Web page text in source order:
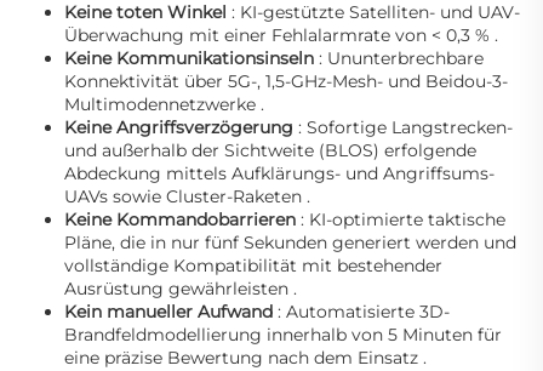
Keine toten Winkel : KI-gestützte Satelliten- und UAV-
Überwachung mit einer Fehlalarmrate von < 0,3 % .
Keine Kommunikationsinseln : Ununterbrechbare
Konnektivität über 5G-, 1,5-GHz-Mesh- und Beidou-3-
Multimodennetzwerke .
Keine Angriffsverzögerung : Sofortige Langstrecken-
und außerhalb der Sichtweite (BLOS) erfolgende
Abdeckung mittels Aufklärungs- und Angriffsums-
UAVs sowie Cluster-Raketen .
Keine Kommandobarrieren : KI-optimierte taktische
Pläne, die in nur fünf Sekunden generiert werden und
vollständige Kompatibilität mit bestehender
Ausrüstung gewährleisten .
Kein manueller Aufwand : Automatisierte 3D-
Brandfeldmodellierung innerhalb von 5 Minuten für
eine präzise Bewertung nach dem Einsatz .